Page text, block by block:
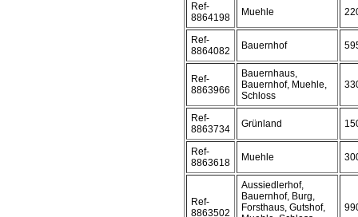
Ref-
8864198
Muehle
Ref-
8864082
Bauernhof
Ref-
8863966
Bauernhaus,
Bauernhof, Muehle,
Schloss
Ref-
8863734
Grünland
Ref-
8863618
Muehle
Ref-
8863502
Aussiedlerhof,
Bauernhof, Burg,
Forsthaus, Gutshof,